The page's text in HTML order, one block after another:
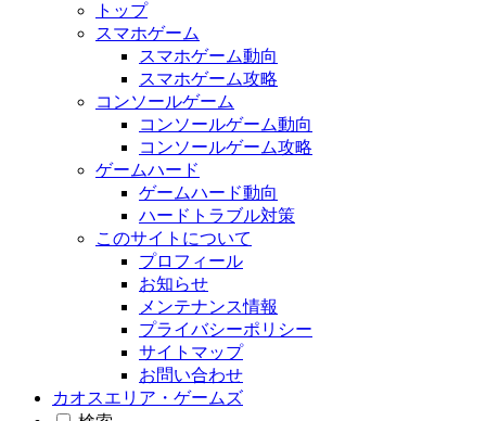
トップ
スマホゲーム
スマホゲーム動向
スマホゲーム攻略
コンソールゲーム
コンソールゲーム動向
コンソールゲーム攻略
ゲームハード
ゲームハード動向
ハードトラブル対策
このサイトについて
プロフィール
お知らせ
メンテナンス情報
プライバシーポリシー
サイトマップ
お問い合わせ
カオスエリア・ゲームズ